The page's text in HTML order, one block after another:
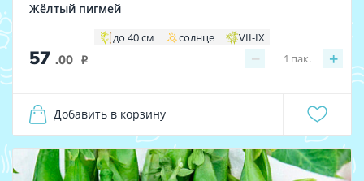
Жёлтый пигмей
до 40 см солнце VII-IX
57 .00 i − +
1 пак.
Добавить в корзину